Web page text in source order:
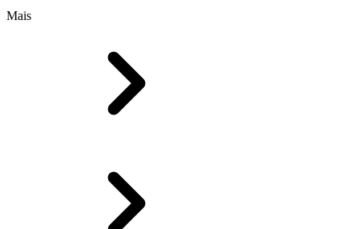
Mais